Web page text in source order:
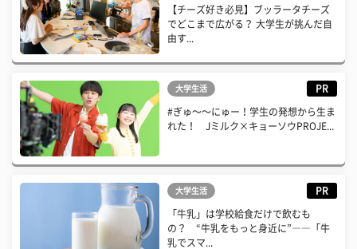
【チーズ好き必見】ブッラータチーズ
でどこまで広がる？ 大学生が挑んだ自
由す...
大学生活 PR
#ぎゅ〜〜にゅー！学生の発想から生ま
れた！ Jミルク×キョーソウPROJE...
大学生活 PR
「牛乳」は学校給食だけで飲むも
の？ “牛乳をもっと身近に”――「牛
乳でスマ...